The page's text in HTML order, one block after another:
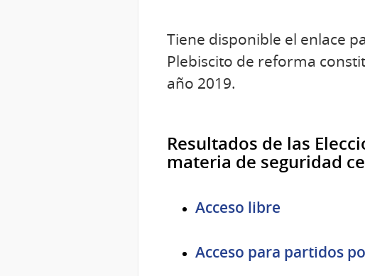
Tiene disponible el enlace
Plebiscito de reforma
año 2019.
Resultados de las
materia de seguridad
Acceso libre
Acceso para partidos